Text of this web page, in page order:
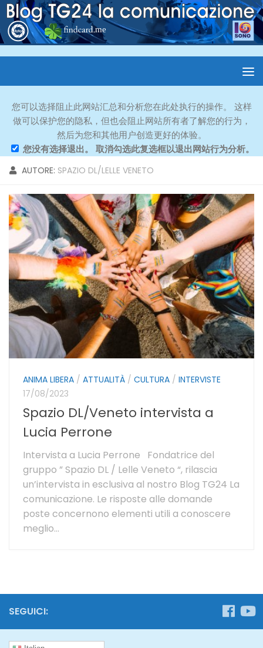
您可以选择阻止此网站汇总和分析您在此处执行的操作。 这样
做可以保护您的隐私，但也会阻止网站所有者了解您的行为，
然后为您和其他用户创造更好的体验。
您没有选择退出。 取消勾选此复选框以退出网站行为分析。
AUTORE: SPAZIO DL/LELLE VENETO
ANIMA LIBERA / ATTUALITÀ / CULTURA / INTERVISTE
17/08/2023
Spazio DL/Veneto intervista a
Lucia Perrone
Intervista a Lucia Perrone Fondatrice del
gruppo ” Spazio DL / Lelle Veneto “, rilascia
un’intervista in esclusiva al nostro Blog TG24 La
comunicazione. Le risposte alle domande
poste concernono elementi utili a conoscere
meglio...
SEGUICI: